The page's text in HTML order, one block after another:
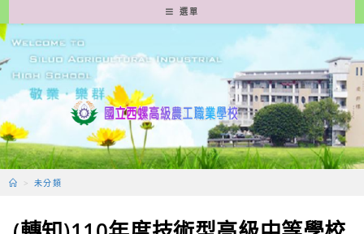
轉
至
要
容
選單
> 未分類